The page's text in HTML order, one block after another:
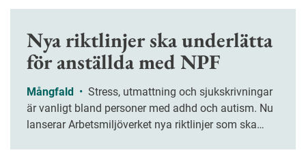
Nya riktlinjer ska underlätta
för anställda med NPF
Mångfald •
är vanligt bland personer med adhd och autism. Nu
lanserar Arbetsmiljöverket nya riktlinjer som ska